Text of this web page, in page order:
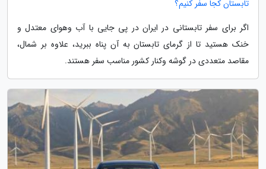
تابستان کجا سفر کنیم؟
اگر برای سفر تابستانی در ایران در پی جایی با آب وهوای معتدل و
خنک هستید تا از گرمای تابستان به آن پناه ببرید، علاوه بر شمال،
مقاصد متعددی در گوشه وکنار کشور مناسب سفر هستند.